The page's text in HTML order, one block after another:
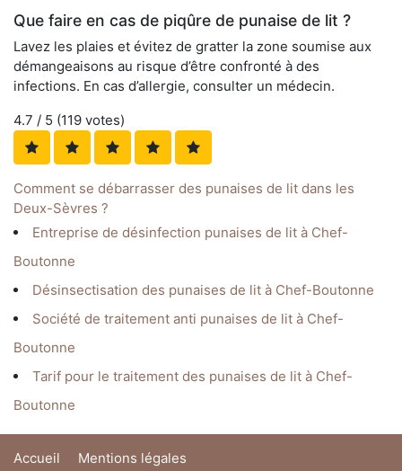
Que faire en cas de piqûre de punaise de lit ?
Lavez les plaies et évitez de gratter la zone soumise aux
démangeaisons au risque d’être confronté à des
infections. En cas d’allergie, consulter un médecin.
4.7 / 5 (119 votes)
Comment se débarrasser des punaises de lit dans les
Deux-Sèvres ?
Entreprise de désinfection punaises de lit à Chef-
Boutonne
Désinsectisation des punaises de lit à Chef-Boutonne
Société de traitement anti punaises de lit à Chef-
Boutonne
Tarif pour le traitement des punaises de lit à Chef-
Boutonne
Accueil Mentions légales